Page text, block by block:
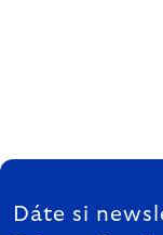
ZÁPÄTIE
Dáte si